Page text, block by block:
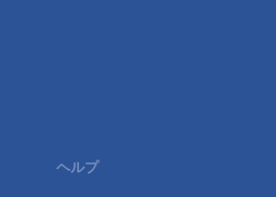
ヘルプ